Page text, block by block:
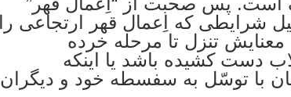
شرايطى که اِعمال قهر ارتجاعى را
معنايش تنزل تا مرحله خرده
دست کشيده باشد يا اينکه
با توسّل به سفسطه خود و ديگران